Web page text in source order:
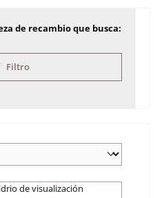
de recambio que busca:
Filtro